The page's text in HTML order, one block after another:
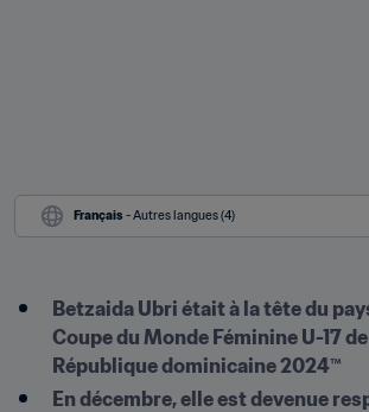
Français - Autres langues (4)
Betzaida Ubri était à la tête du
Coupe du Monde Féminine U-17
République dominicaine 2024™
En décembre, elle est devenue